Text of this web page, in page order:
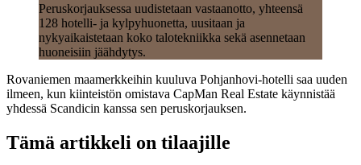
Peruskorjauksessa uudistetaan vastaanotto, yhteensä
128 hotelli- ja kylpyhuonetta, uusitaan ja
nykyaikaistetaan koko talotekniikka sekä asennetaan
huoneisiin jäähdytys.
Rovaniemen maamerkkeihin kuuluva Pohjanhovi-hotelli saa uuden
ilmeen, kun kiinteistön omistava CapMan Real Estate käynnistää
yhdessä Scandicin kanssa sen peruskorjauksen.
Tämä artikkeli on tilaajille